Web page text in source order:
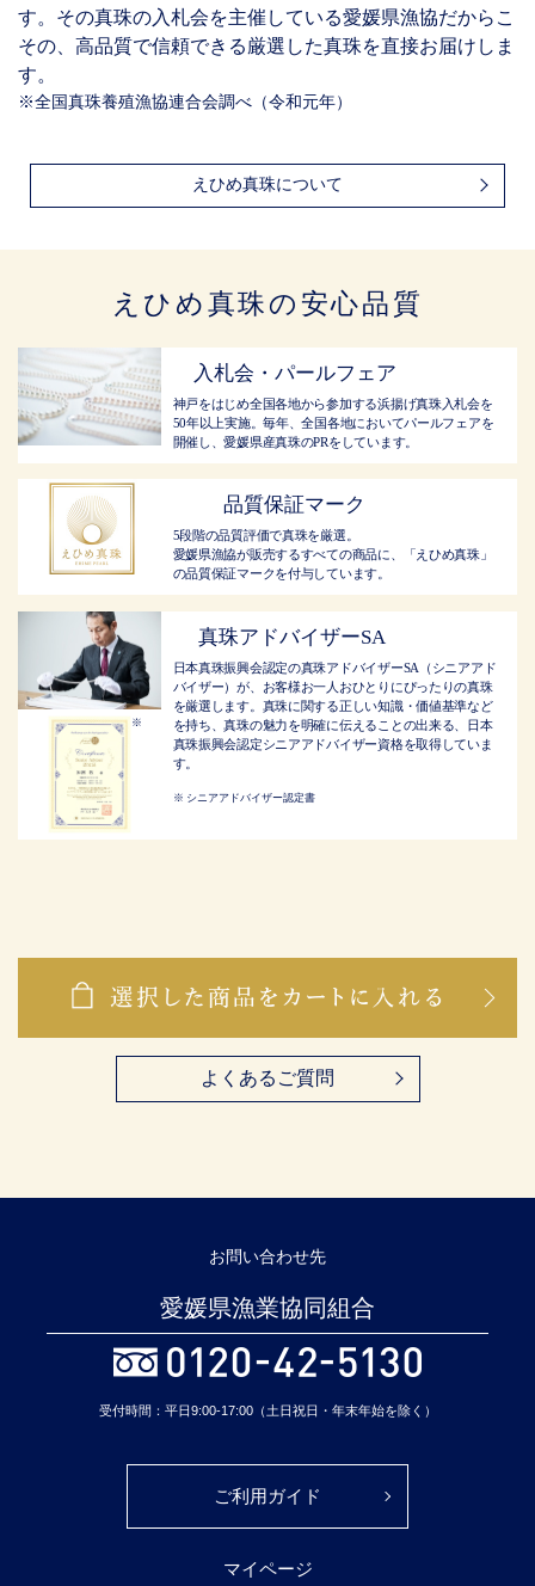
す。その真珠の入札会を主催している愛媛県漁協だからこ
その、高品質で信頼できる厳選した真珠を直接お届けしま
す。
※全国真珠養殖漁協連合会調べ（令和元年）
えひめ真珠について
えひめ真珠の安心品質
入札会・パールフェア
神戸をはじめ全国各地から参加する浜揚げ真珠入札会を
50年以上実施。毎年、全国各地においてパールフェアを
開催し、愛媛県産真珠のPRをしています。
品質保証マーク
5段階の品質評価で真珠を厳選。
愛媛県漁協が販売するすべての商品に、「えひめ真珠」
の品質保証マークを付与しています。
真珠アドバイザーSA
日本真珠振興会認定の真珠アドバイザーSA（シニアアド
バイザー）が、お客様お一人おひとりにぴったりの真珠
を厳選します。真珠に関する正しい知識・価値基準など
を持ち、真珠の魅力を明確に伝えることの出来る、日本
真珠振興会認定シニアアドバイザー資格を取得していま
す。
シニアアドバイザー認定書
よくあるご質問
お問い合わせ先
愛媛県漁業協同組合
受付時間：平日9:00-17:00（土日祝日・年末年始を除く）
ご利用ガイド
マイページ